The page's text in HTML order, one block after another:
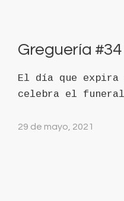
Greguería #34
El día que expira
celebra el
29 de mayo, 2021